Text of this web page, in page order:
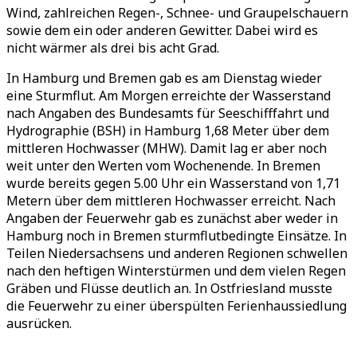
Wind, zahlreichen Regen-, Schnee- und Graupelschauern
sowie dem ein oder anderen Gewitter. Dabei wird es
nicht wärmer als drei bis acht Grad.
In Hamburg und Bremen gab es am Dienstag wieder
eine Sturmflut. Am Morgen erreichte der Wasserstand
nach Angaben des Bundesamts für Seeschifffahrt und
Hydrographie (BSH) in Hamburg 1,68 Meter über dem
mittleren Hochwasser (MHW). Damit lag er aber noch
weit unter den Werten vom Wochenende. In Bremen
wurde bereits gegen 5.00 Uhr ein Wasserstand von 1,71
Metern über dem mittleren Hochwasser erreicht. Nach
Angaben der Feuerwehr gab es zunächst aber weder in
Hamburg noch in Bremen sturmflutbedingte Einsätze. In
Teilen Niedersachsens und anderen Regionen schwellen
nach den heftigen Winterstürmen und dem vielen Regen
Gräben und Flüsse deutlich an. In Ostfriesland musste
die Feuerwehr zu einer überspülten Ferienhaussiedlung
ausrücken.